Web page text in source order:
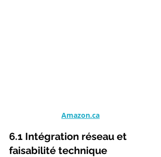
Amazon.ca
6.1 Intégration réseau et
faisabilité technique